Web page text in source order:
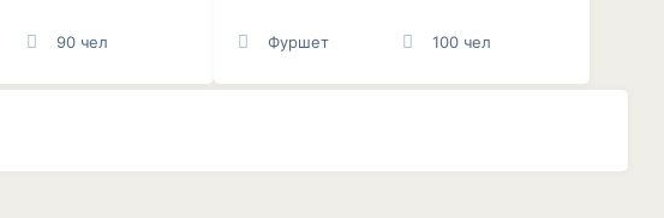
90 чел Фуршет 100 чел